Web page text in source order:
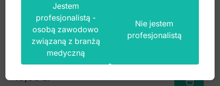
Jednorazowe Łyżeczki dermatologiczne
5mm, sterylny
Index: M-33-55
13,00zł
Jestem
profesjonalistą -
osobą zawodowo
związaną z branżą
medyczną
Nie jestem
profesjonalistą